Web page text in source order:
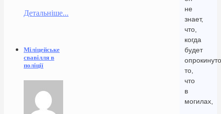
не
знает,
что,
когда
будет
опрокинуто
то,
что
в
могилах,
Детальніше...
Міліцейське
свавілля в
поліції